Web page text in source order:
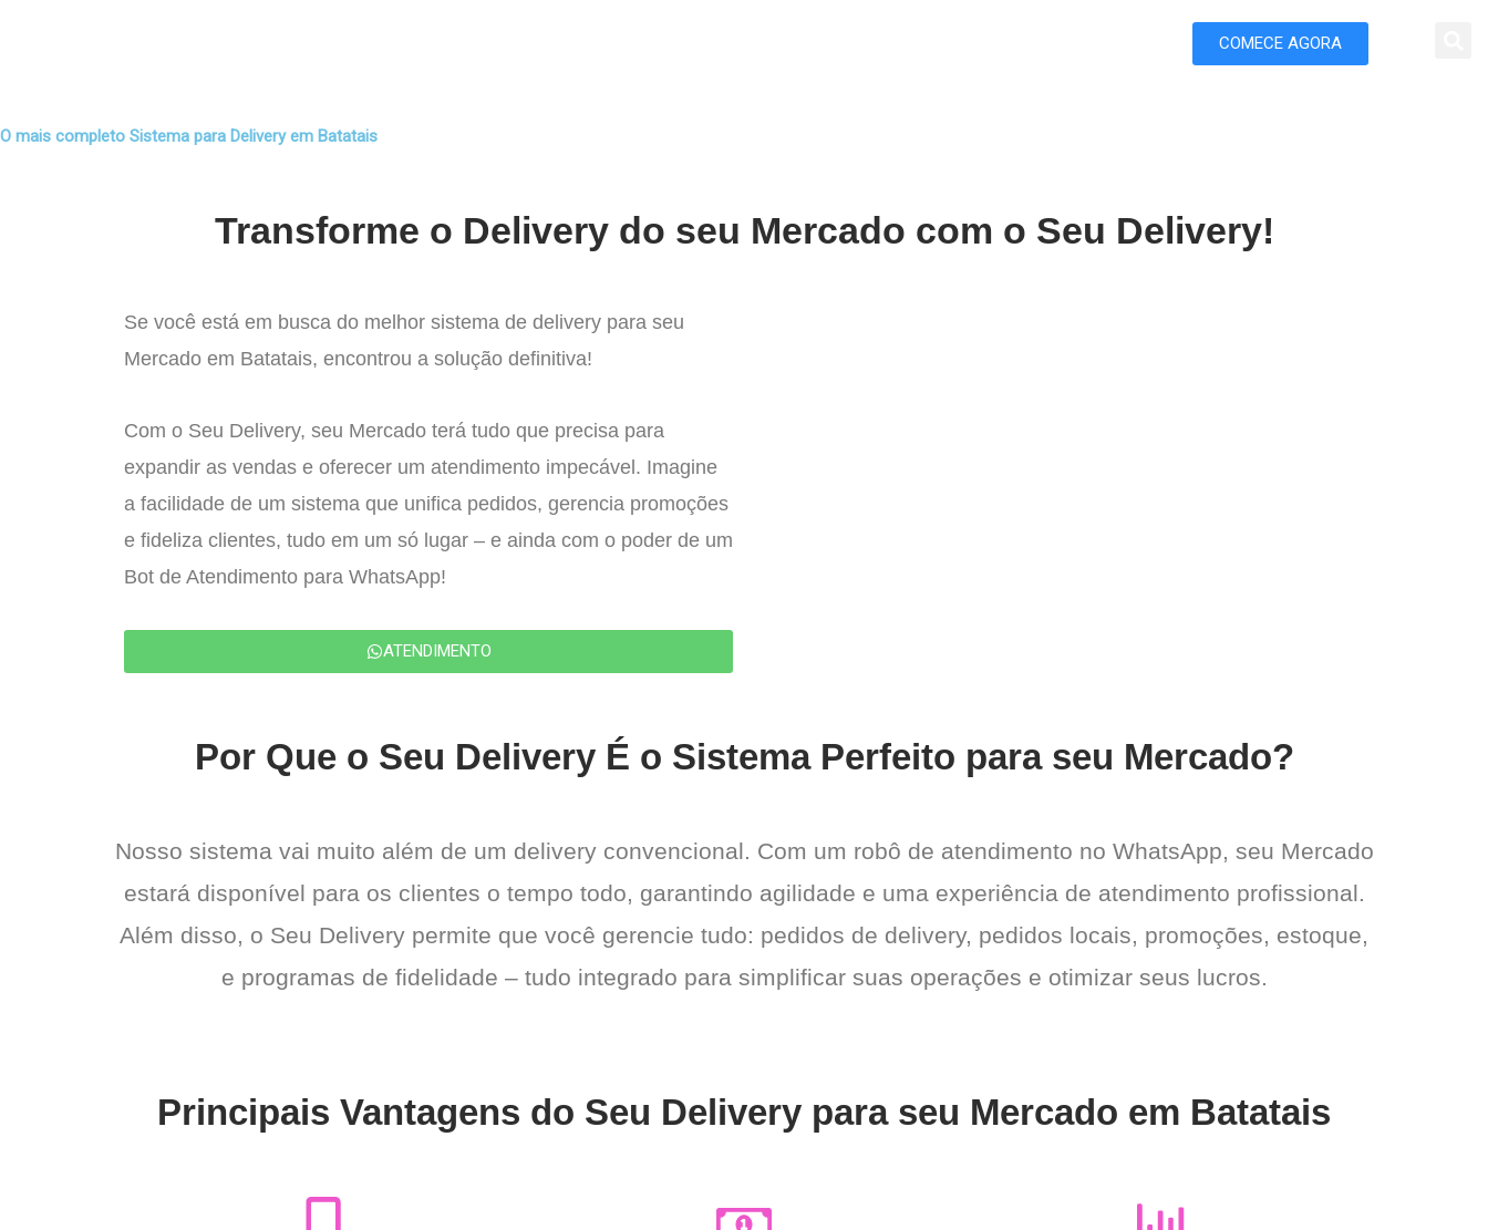
COMECE AGORA
O mais completo Sistema para Delivery em Batatais
Transforme o Delivery do seu Mercado com o Seu Delivery!
Se você está em busca do melhor sistema de delivery para seu
Mercado em Batatais, encontrou a solução definitiva!
Com o Seu Delivery, seu Mercado terá tudo que precisa para
expandir as vendas e oferecer um atendimento impecável. Imagine
a facilidade de um sistema que unifica pedidos, gerencia promoções
e fideliza clientes, tudo em um só lugar – e ainda com o poder de um
Bot de Atendimento para WhatsApp!
ATENDIMENTO
Por Que o Seu Delivery É o Sistema Perfeito para seu Mercado?
Nosso sistema vai muito além de um delivery convencional. Com um robô de atendimento no WhatsApp, seu Mercado
estará disponível para os clientes o tempo todo, garantindo agilidade e uma experiência de atendimento profissional.
Além disso, o Seu Delivery permite que você gerencie tudo: pedidos de delivery, pedidos locais, promoções, estoque,
e programas de fidelidade – tudo integrado para simplificar suas operações e otimizar seus lucros.
Principais Vantagens do Seu Delivery para seu Mercado em Batatais